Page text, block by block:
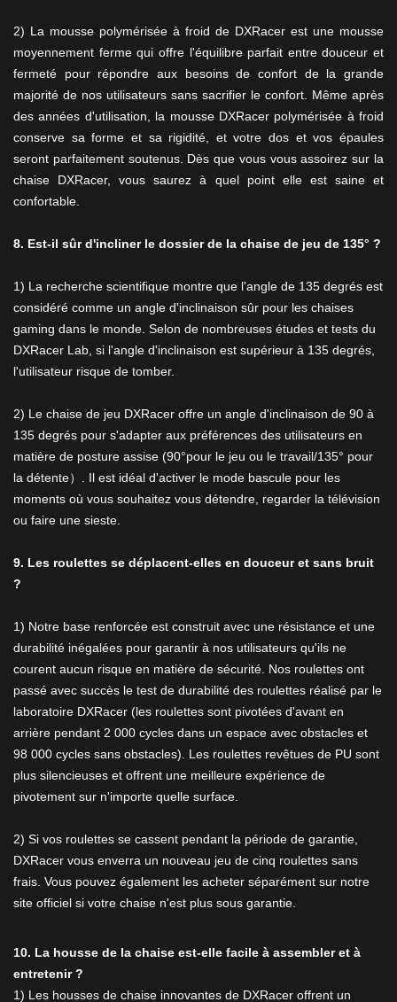
2) La mousse polymérisée à froid de DXRacer est une mousse
moyennement ferme qui offre l'équilibre parfait entre douceur et
fermeté pour répondre aux besoins de confort de la grande
majorité de nos utilisateurs sans sacrifier le confort. Même après
des années d'utilisation, la mousse DXRacer polymérisée à froid
conserve sa forme et sa rigidité, et votre dos et vos épaules
seront parfaitement soutenus. Dès que vous vous assoirez sur la
chaise DXRacer, vous saurez à quel point elle est saine et
confortable.
8. Est-il sûr d'incliner le dossier de la chaise de jeu de 135° ?
1) La recherche scientifique montre que l'angle de 135 degrés est
considéré comme un angle d'inclinaison sûr pour les chaises
gaming dans le monde. Selon de nombreuses études et tests du
DXRacer Lab, si l'angle d'inclinaison est supérieur à 135 degrés,
l'utilisateur risque de tomber.
2) Le chaise de jeu DXRacer offre un angle d'inclinaison de 90 à
135 degrés pour s'adapter aux préférences des utilisateurs en
matière de posture assise (90°pour le jeu ou le travail/135° pour
la détente）. Il est idéal d'activer le mode bascule pour les
moments où vous souhaitez vous détendre, regarder la télévision
ou faire une sieste.
9. Les roulettes se déplacent-elles en douceur et sans bruit
?
1) Notre base renforcée est construit avec une résistance et une
durabilité inégalées pour garantir à nos utilisateurs qu'ils ne
courent aucun risque en matière de sécurité. Nos roulettes ont
passé avec succès le test de durabilité des roulettes réalisé par le
laboratoire DXRacer (les roulettes sont pivotées d'avant en
arrière pendant 2 000 cycles dans un espace avec obstacles et
98 000 cycles sans obstacles). Les roulettes revêtues de PU sont
plus silencieuses et offrent une meilleure expérience de
pivotement sur n'importe quelle surface.
2) Si vos roulettes se cassent pendant la période de garantie,
DXRacer vous enverra un nouveau jeu de cinq roulettes sans
frais. Vous pouvez également les acheter séparément sur notre
site officiel si votre chaise n'est plus sous garantie.
10. La housse de la chaise est-elle facile à assembler et à
entretenir ?
1) Les housses de chaise innovantes de DXRacer offrent un